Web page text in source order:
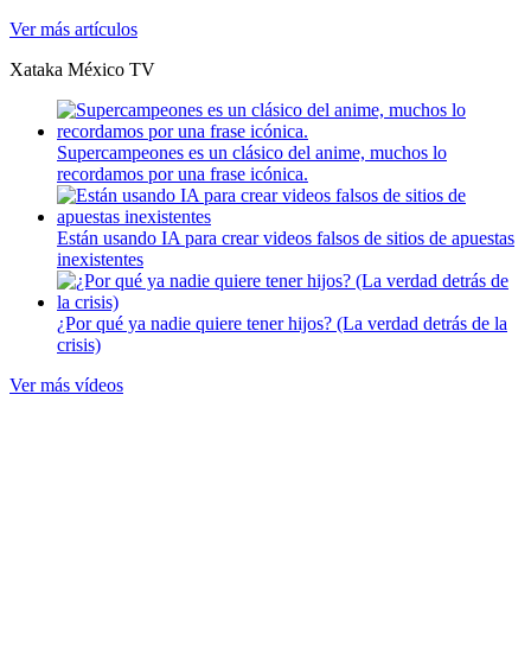
Ver más artículos
Xataka México TV
Supercampeones es un clásico del anime, muchos lo
recordamos por una frase icónica.
Están usando IA para crear videos falsos de sitios de apuestas
inexistentes
¿Por qué ya nadie quiere tener hijos? (La verdad detrás de la
crisis)
Ver más vídeos